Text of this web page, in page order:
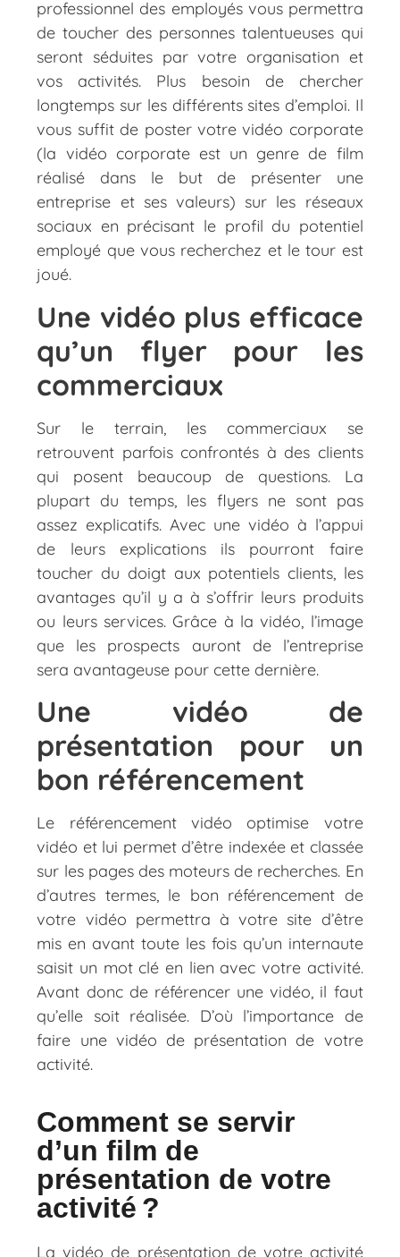
professionnel des employés vous permettra
de toucher des personnes talentueuses qui
seront séduites par votre organisation et
vos activités. Plus besoin de chercher
longtemps sur les différents sites d’emploi. Il
vous suffit de poster votre vidéo corporate
(la vidéo corporate est un genre de film
réalisé dans le but de présenter une
entreprise et ses valeurs) sur les réseaux
sociaux en précisant le profil du potentiel
employé que vous recherchez et le tour est
joué.
Une vidéo plus efficace
qu’un flyer pour les
commerciaux
Sur le terrain, les commerciaux se
retrouvent parfois confrontés à des clients
qui posent beaucoup de questions. La
plupart du temps, les flyers ne sont pas
assez explicatifs. Avec une vidéo à l’appui
de leurs explications ils pourront faire
toucher du doigt aux potentiels clients, les
avantages qu’il y a à s’offrir leurs produits
ou leurs services. Grâce à la vidéo, l’image
que les prospects auront de l’entreprise
sera avantageuse pour cette dernière.
Une vidéo de
présentation pour un
bon référencement
Le référencement vidéo optimise votre
vidéo et lui permet d’être indexée et classée
sur les pages des moteurs de recherches. En
d’autres termes, le bon référencement de
votre vidéo permettra à votre site d’être
mis en avant toute les fois qu’un internaute
saisit un mot clé en lien avec votre activité.
Avant donc de référencer une vidéo, il faut
qu’elle soit réalisée. D’où l’importance de
faire une vidéo de présentation de votre
activité.
Comment se servir
d’un film de
présentation de votre
activité ?
La vidéo de présentation de votre activité